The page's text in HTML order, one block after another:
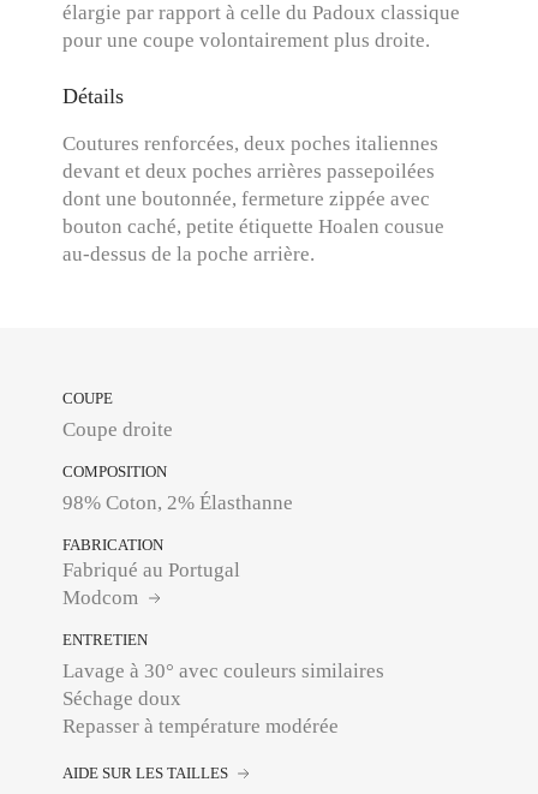
élargie par rapport à celle du Padoux classique
pour une coupe volontairement plus droite.
Détails
Coutures renforcées, deux poches italiennes
devant et deux poches arrières passepoilées
dont une boutonnée, fermeture zippée avec
bouton caché, petite étiquette Hoalen cousue
au-dessus de la poche arrière.
COUPE
Coupe droite
COMPOSITION
98% Coton, 2% Élasthanne
FABRICATION
Fabriqué au Portugal
Modcom
ENTRETIEN
Lavage à 30° avec couleurs similaires
Séchage doux
Repasser à température modérée
AIDE SUR LES TAILLES